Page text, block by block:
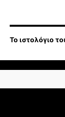
Το ιστολόγιο